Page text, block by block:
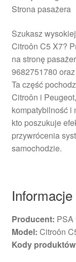
Strona pasażera
Szukasz
Citroôn C5 X7?
na stronę
9682751780
Ta część
Citroôn i
kompatybilność i
kto poszukuje
przywrócenia
samochodzie.
Producent: PSA
Model: Citroôn
Kody